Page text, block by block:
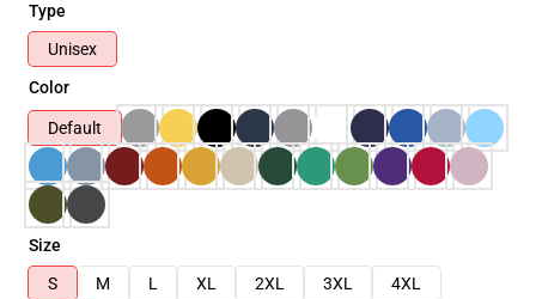
Type
Unisex
Color
Default
Size
S
M L XL 2XL 3XL
4XL